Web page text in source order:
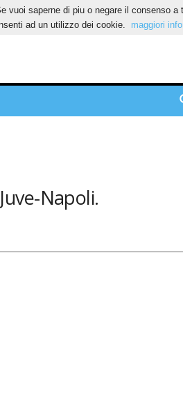
Napoli.
saperne di piu o negare il consenso
ad un utilizzo dei cookie.
maggiori